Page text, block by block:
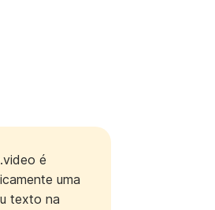
é
uma
texto na